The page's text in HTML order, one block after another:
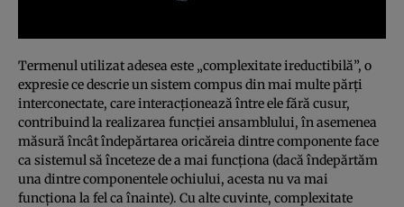
Termenul utilizat adesea este „complexitate ireductibilă”, o
expresie ce descrie un sistem compus din mai multe părţi
interconectate, care interacţionează între ele fără cusur,
contribuind la realizarea funcţiei ansamblului, în asemenea
măsură încât îndepărtarea oricăreia dintre componente face
ca sistemul să înceteze de a mai funcţiona (dacă îndepărtăm
una dintre componentele ochiului, acesta nu va mai
funcţiona la fel ca înainte). Cu alte cuvinte, complexitate